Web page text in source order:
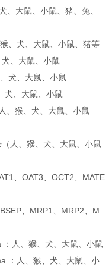
、大鼠、小鼠、猪、兔、
、犬、大鼠、小鼠、猪等
、大鼠、小鼠
犬、大鼠、小鼠
犬、大鼠、小鼠
、猴、犬、大鼠、小鼠
人、猴、犬、大鼠、小鼠
、OAT3、OCT2、MATE
、MRP1、MRP2、M
人、猴、犬、大鼠、小鼠
：人、猴、犬、大鼠、小